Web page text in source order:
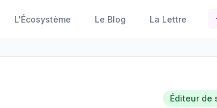
L'Écosystème Le Blog La Lettre
Éditeur de